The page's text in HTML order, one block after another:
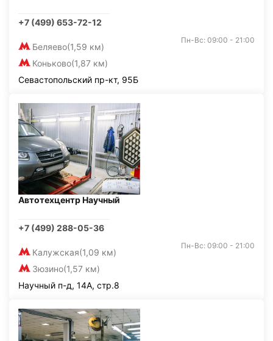
+7 (499) 653-72-12
Беляево(1,59 км)
Коньково(1,87 км)
Пн-Вс: 09:00 - 21:00
Севастопольский пр-кт, 95Б
Автотехцентр Научный
+7 (499) 288-05-36
Калужская(1,09 км)
Зюзино(1,57 км)
Пн-Вс: 09:00 - 21:00
Научный п-д, 14А, стр.8